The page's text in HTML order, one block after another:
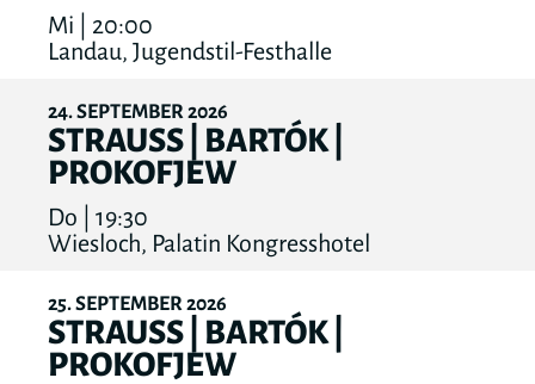
Mi | 20:00
Landau, Jugendstil-Festhalle
24 SEPTEMBER2026
STRAUSS | BARTÓK |
PROKOFJEW
Do | 19:30
Wiesloch, Palatin Kongresshotel
25 SEPTEMBER2026
STRAUSS | BARTÓK |
PROKOFJEW